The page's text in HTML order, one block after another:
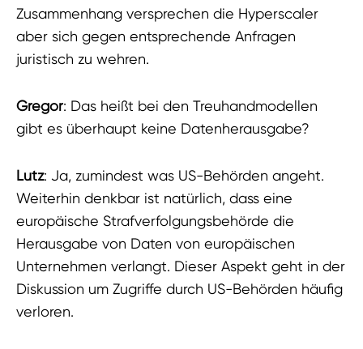
Zusammenhang versprechen die Hyperscaler
aber sich gegen entsprechende Anfragen
juristisch zu wehren.
Gregor: Das heißt bei den Treuhandmodellen
gibt es überhaupt keine Datenherausgabe?
Lutz: Ja, zumindest was US-Behörden angeht.
Weiterhin denkbar ist natürlich, dass eine
europäische Strafverfolgungsbehörde die
Herausgabe von Daten von europäischen
Unternehmen verlangt. Dieser Aspekt geht in der
Diskussion um Zugriffe durch US-Behörden häufig
verloren.